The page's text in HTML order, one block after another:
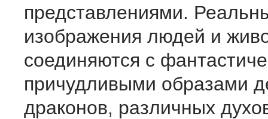
представлениями.
изображения людей и
соединяются с
причудливыми образами
драконов, различных